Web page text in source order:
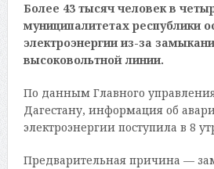
Более 43 тысяч человек в
муниципалитетах республики
электроэнергии из-за
высоковольтной линии.
По данным Главного
Дагестану, информация об
электроэнергии поступила в 8
Предварительная причина —